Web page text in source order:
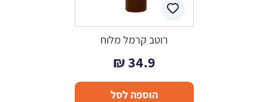
רוטב קרמל מלוח
34.9
₪
הוספה לסל